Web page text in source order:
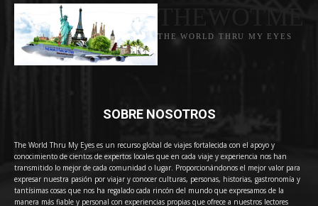
THE WORLD THRU MY EYES
SOBRE NOSOTROS
The World Thru My Eyes es un recurso global de viajes fortalecida con el apoyo y
conocimiento de cientos de expertos locales que en cada viaje y experiencia nos han
transmitido lo mejor de cada comunidad o lugar. Proporcionándonos el mejor valor para
expresar nuestra pasión por viajar y conocer culturas, personas, historias, gastronomía y
tantísimas cosas que nos ha regalado cada rincón del mundo que expresamos de la
manera más fiable y personal con experiencias propias que ofrece a nuestros lectores